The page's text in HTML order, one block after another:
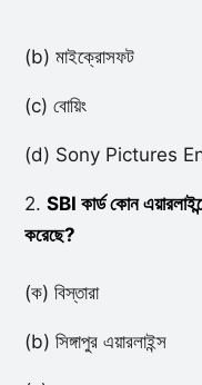
(b) মাইক্রোসফট
(c) বোয়িং
(d) Sony Pictures
2. SBI কার্ড কোন
করেছে?
(ক) বিস্তারা
(b) সিঙ্গাপুর এয়ারলাইন্স